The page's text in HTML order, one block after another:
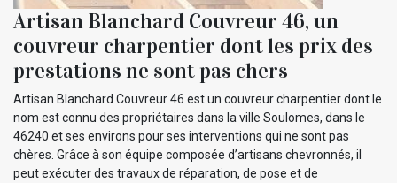
Artisan Blanchard Couvreur 46, un
couvreur charpentier dont les prix des
prestations ne sont pas chers
Artisan Blanchard Couvreur 46 est un couvreur charpentier dont le
nom est connu des propriétaires dans la ville Soulomes, dans le
46240 et ses environs pour ses interventions qui ne sont pas
chères. Grâce à son équipe composée d’artisans chevronnés, il
peut exécuter des travaux de réparation, de pose et de